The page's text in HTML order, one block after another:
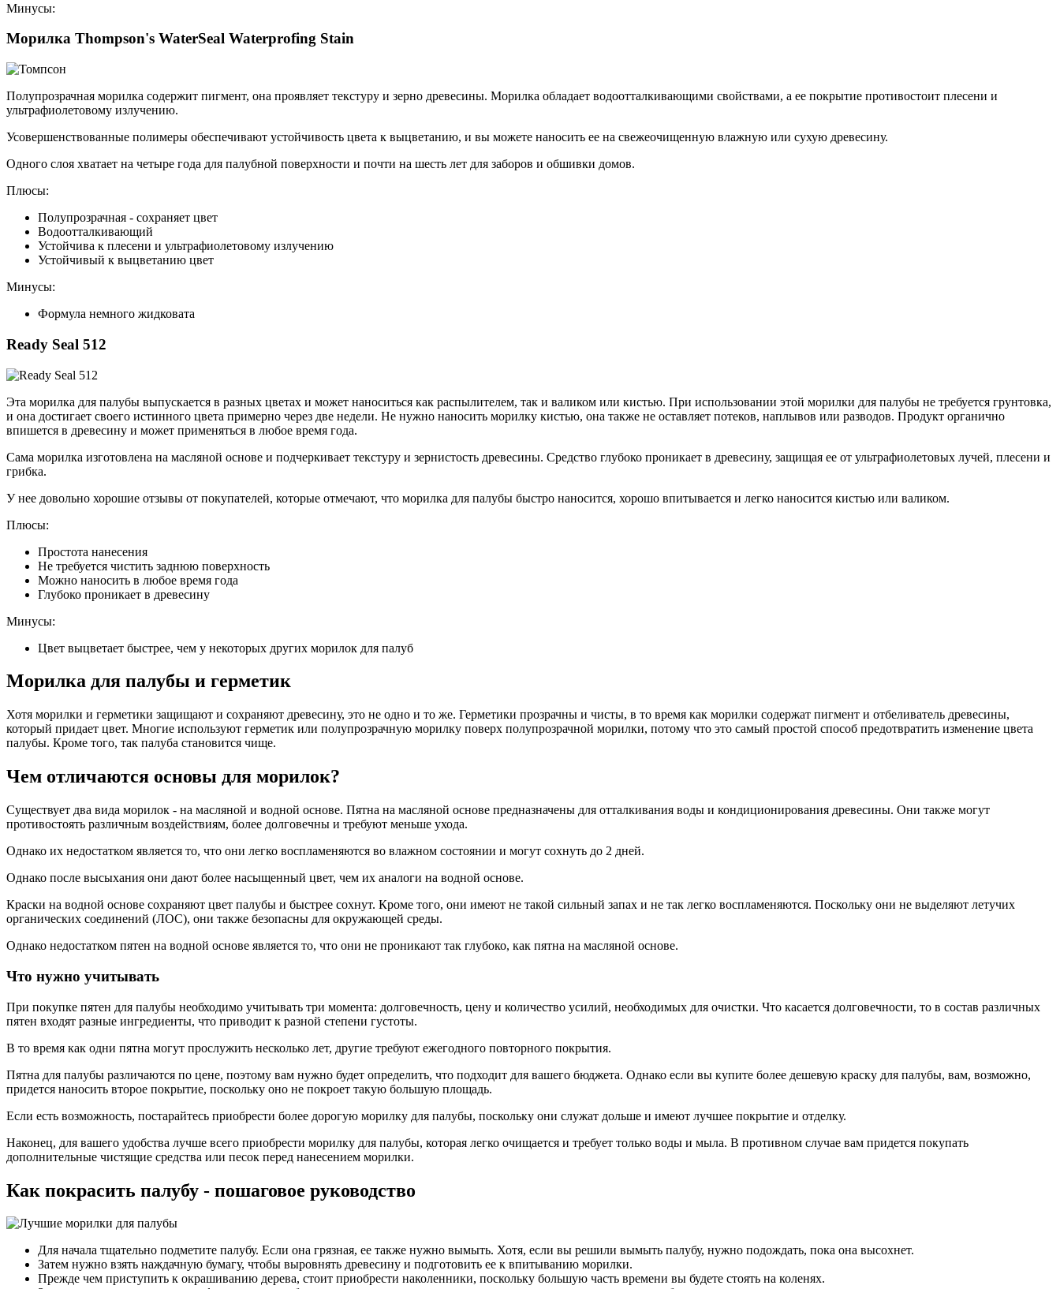
Минусы:
Морилка Thompson's WaterSeal Waterprofing Stain
Полупрозрачная морилка содержит пигмент, она проявляет текстуру и зерно древесины. Морилка обладает водоотталкивающими свойствами, а ее покрытие противостоит плесени и
ультрафиолетовому излучению.
Усовершенствованные полимеры обеспечивают устойчивость цвета к выцветанию, и вы можете наносить ее на свежеочищенную влажную или сухую древесину.
Одного слоя хватает на четыре года для палубной поверхности и почти на шесть лет для заборов и обшивки домов.
Плюсы:
Полупрозрачная - сохраняет цвет
Водоотталкивающий
Устойчива к плесени и ультрафиолетовому излучению
Устойчивый к выцветанию цвет
Минусы:
Формула немного жидковата
Ready Seal 512
Эта морилка для палубы выпускается в разных цветах и может наноситься как распылителем, так и валиком или кистью. При использовании этой морилки для палубы не требуется грунтовка,
и она достигает своего истинного цвета примерно через две недели. Не нужно наносить морилку кистью, она также не оставляет потеков, наплывов или разводов. Продукт органично
впишется в древесину и может применяться в любое время года.
Сама морилка изготовлена на масляной основе и подчеркивает текстуру и зернистость древесины. Средство глубоко проникает в древесину, защищая ее от ультрафиолетовых лучей, плесени и
грибка.
У нее довольно хорошие отзывы от покупателей, которые отмечают, что морилка для палубы быстро наносится, хорошо впитывается и легко наносится кистью или валиком.
Плюсы:
Простота нанесения
Не требуется чистить заднюю поверхность
Можно наносить в любое время года
Глубоко проникает в древесину
Минусы:
Цвет выцветает быстрее, чем у некоторых других морилок для палуб
Морилка для палубы и герметик
Хотя морилки и герметики защищают и сохраняют древесину, это не одно и то же. Герметики прозрачны и чисты, в то время как морилки содержат пигмент и отбеливатель древесины,
который придает цвет. Многие используют герметик или полупрозрачную морилку поверх полупрозрачной морилки, потому что это самый простой способ предотвратить изменение цвета
палубы. Кроме того, так палуба становится чище.
Чем отличаются основы для морилок?
Существует два вида морилок - на масляной и водной основе. Пятна на масляной основе предназначены для отталкивания воды и кондиционирования древесины. Они также могут
противостоять различным воздействиям, более долговечны и требуют меньше ухода.
Однако их недостатком является то, что они легко воспламеняются во влажном состоянии и могут сохнуть до 2 дней.
Однако после высыхания они дают более насыщенный цвет, чем их аналоги на водной основе.
Краски на водной основе сохраняют цвет палубы и быстрее сохнут. Кроме того, они имеют не такой сильный запах и не так легко воспламеняются. Поскольку они не выделяют летучих
органических соединений (ЛОС), они также безопасны для окружающей среды.
Однако недостатком пятен на водной основе является то, что они не проникают так глубоко, как пятна на масляной основе.
Что нужно учитывать
При покупке пятен для палубы необходимо учитывать три момента: долговечность, цену и количество усилий, необходимых для очистки. Что касается долговечности, то в состав различных
пятен входят разные ингредиенты, что приводит к разной степени густоты.
В то время как одни пятна могут прослужить несколько лет, другие требуют ежегодного повторного покрытия.
Пятна для палубы различаются по цене, поэтому вам нужно будет определить, что подходит для вашего бюджета. Однако если вы купите более дешевую краску для палубы, вам, возможно,
придется наносить второе покрытие, поскольку оно не покроет такую большую площадь.
Если есть возможность, постарайтесь приобрести более дорогую морилку для палубы, поскольку они служат дольше и имеют лучшее покрытие и отделку.
Наконец, для вашего удобства лучше всего приобрести морилку для палубы, которая легко очищается и требует только воды и мыла. В противном случае вам придется покупать
дополнительные чистящие средства или песок перед нанесением морилки.
Как покрасить палубу - пошаговое руководство
Для начала тщательно подметите палубу. Если она грязная, ее также нужно вымыть. Хотя, если вы решили вымыть палубу, нужно подождать, пока она высохнет.
Затем нужно взять наждачную бумагу, чтобы выровнять древесину и подготовить ее к впитыванию морилки.
Прежде чем приступить к окрашиванию дерева, стоит приобрести наколенники, поскольку большую часть времени вы будете стоять на коленях.